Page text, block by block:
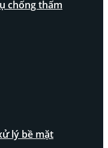
chống thấm
lý bề mặt